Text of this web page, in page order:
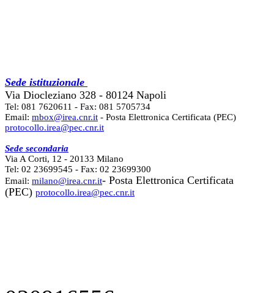
Sede istituzionale
Via Diocleziano 328 - 80124 Napoli
Tel: 081 7620611 - Fax: 081 5705734
Email: mbox@irea.cnr.it - Posta Elettronica Certificata (PEC)
protocollo.irea@pec.cnr.it
Sede secondaria
Via A Corti, 12 - 20133 Milano
Tel: 02 23699545 - Fax: 02 23699300
Email: milano@irea.cnr.it- Posta Elettronica Certificata
(PEC) protocollo.irea@pec.cnr.it